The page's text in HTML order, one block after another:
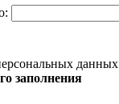
данных
заполнения